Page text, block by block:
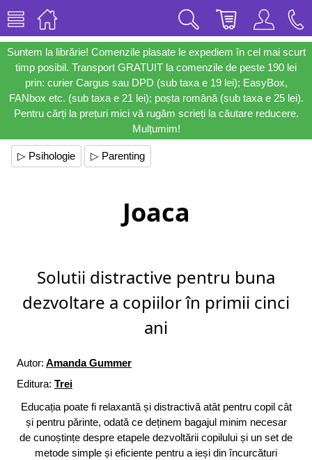
Suntem la librărie! Comenzile plasate le expediem în cel mai scurt
timp posibil. Transport GRATUIT la comenzile de peste 190 lei
prin: curier Cargus sau DPD (sub taxa e 19 lei); EasyBox,
FANbox etc. (sub taxa e 21 lei); poșta română (sub taxa e 25 lei).
Pentru cărți la prețuri mici vă rugăm scrieți la căutare reducere.
Mulțumim!
▷ Psihologie ▷ Parenting
Joaca
Solutii distractive pentru buna
dezvoltare a copiilor în primii cinci
ani
Autor: Amanda Gummer
Editura: Trei
Educația poate fi relaxantă și distractivă atât pentru copil cât
și pentru părinte, odată ce deținem bagajul minim necesar
de cunoștințe despre etapele dezvoltării copilului și un set de
metode simple și eficiente pentru a ieși din încurcături